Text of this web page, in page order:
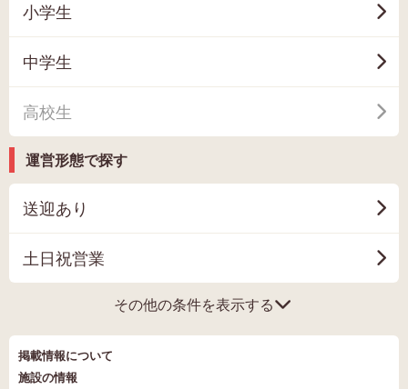
小学生
中学生
高校生
運営形態で探す
送迎あり
土日祝営業
その他の条件を表示する
掲載情報について
施設の情報